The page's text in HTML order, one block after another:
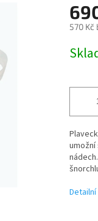
570 Kč
cena: